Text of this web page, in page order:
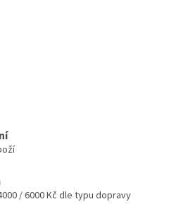
/ 6000 Kč dle typu dopravy